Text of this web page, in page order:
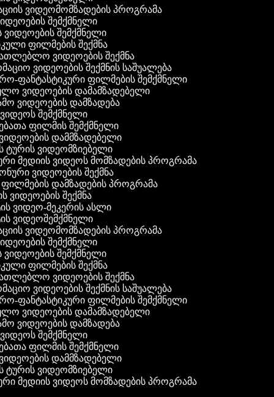
ვიდეომომზადების პროგრამა
შემქმნელი
ვიდეოების შემქმნელი
ფილმების შექმნა
ვიდეოების შექმნა
ვიდეოების შექმნის საშუალება
ფანტასტიკური ფილმების შემქმნელი
ვიდეოების დამამზადებელი
ვიდეოების დამზადება
ვიდეოს შემქმნელი
ფილმის შემქმნელი
ვიდეოების დამმზადებელი
ტურის ვიდეომზიებელი
მედიის ვიდეოს მომზადების პროგრამა
ვიდეოების შექმნა
ფილმების დამზადების პროგრამა
ვიდეოების შექმნა
ვიდეო-მეკერის ასლი
ვიდეოშემქმნელი
ვიდეომომზადების პროგრამა
შემქმნელი
ვიდეოების შემქმნელი
ფილმების შექმნა
ვიდეოების შექმნა
ვიდეოების შექმნის საშუალება
ფანტასტიკური ფილმების შემქმნელი
ვიდეოების დამამზადებელი
ვიდეოების დამზადება
ვიდეოს შემქმნელი
ფილმის შემქმნელი
ვიდეოების დამმზადებელი
ტურის ვიდეომზიებელი
მედიის ვიდეოს მომზადების პროგრამა